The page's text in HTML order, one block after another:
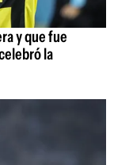
y que fue
la